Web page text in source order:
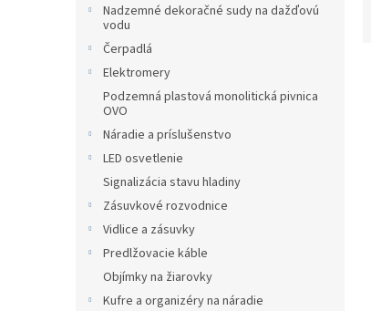
Nadzemné dekoračné sudy na dažďovú
vodu
Čerpadlá
Elektromery
Podzemná plastová monolitická pivnica
OVO
Náradie a príslušenstvo
LED osvetlenie
Signalizácia stavu hladiny
Zásuvkové rozvodnice
Vidlice a zásuvky
Predlžovacie káble
Objímky na žiarovky
Kufre a organizéry na náradie